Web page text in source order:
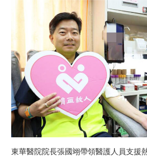
東華醫院院長張國翊帶領醫護人員支援熱